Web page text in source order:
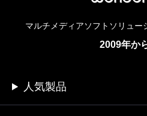
マルチメディアソフトソリュー
2009年か
人気製品